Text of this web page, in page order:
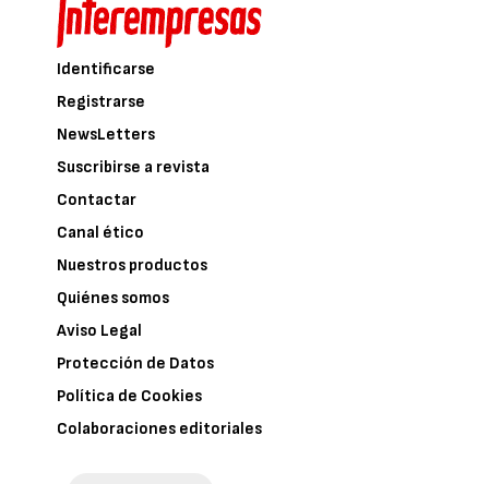
Identificarse
Registrarse
NewsLetters
Suscribirse a revista
Contactar
Canal ético
Nuestros productos
Quiénes somos
Aviso Legal
Protección de Datos
Política de Cookies
Colaboraciones editoriales